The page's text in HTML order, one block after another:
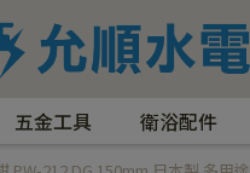
五金工具 衛浴配件